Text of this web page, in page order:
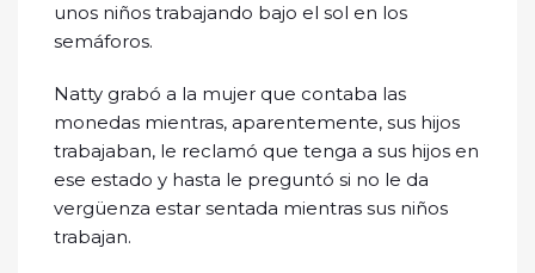
unos niños trabajando bajo el sol en los
semáforos.
Natty grabó a la mujer que contaba las
monedas mientras, aparentemente, sus hijos
trabajaban, le reclamó que tenga a sus hijos en
ese estado y hasta le preguntó si no le da
vergüenza estar sentada mientras sus niños
trabajan.